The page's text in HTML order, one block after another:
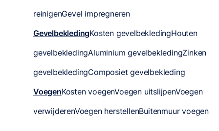
reinigenGevel impregneren
GevelbekledingKosten gevelbekledingHouten
gevelbekledingAluminium gevelbekledingZinken
gevelbekledingComposiet gevelbekleding
VoegenKosten voegenVoegen uitslijpenVoegen
verwijderenVoegen herstellenBuitenmuur voegen